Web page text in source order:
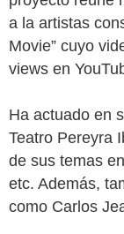
a la artistas
Movie” cuyo
views en
Ha actuado en
Teatro Pereyra
de sus temas
etc. Además,